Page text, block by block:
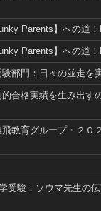
Parents】への道
Parents】への道
部門：日々の並走を
的合格実績を生み出す
飛教育グループ・２０
受験：ソウマ先生の